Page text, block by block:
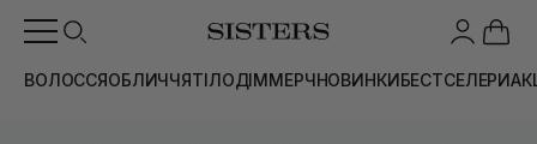
ВОЛОССЯОБЛИЧЧЯТІЛОДІММЕРЧНОВИНКИБЕСТСЕЛЕРИ